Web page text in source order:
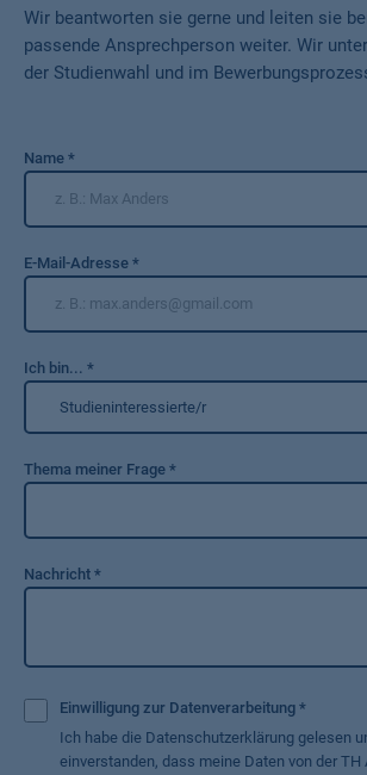
Wir beantworten sie gerne und leiten sie
passende Ansprechperson weiter. Wir
der Studienwahl und im
Name *
E-Mail-Adresse *
Ich bin... *
Thema meiner Frage *
Nachricht *
Einwilligung zur Datenverarbeitung *
Ich habe die Datenschutzerklärung gelesen
einverstanden, dass meine Daten von der